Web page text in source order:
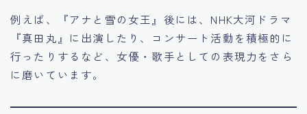
例えば、『アナと雪の女王』後には、NHK大河ドラマ
『真田丸』に出演したり、コンサート活動を積極的に
行ったりするなど、女優・歌手としての表現力をさら
に磨いています。